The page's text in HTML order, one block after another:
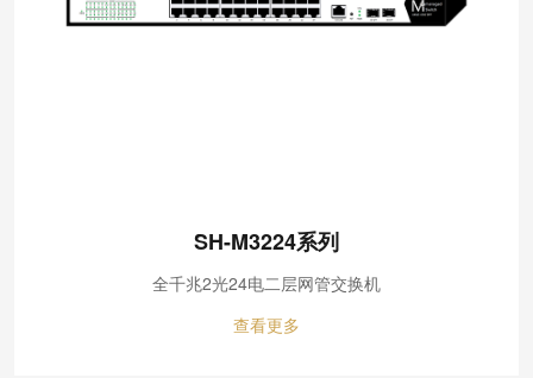
SH-M3224系列
全千兆2光24电二层网管交换机
查看更多